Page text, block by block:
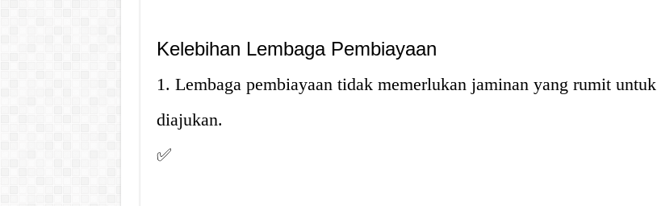
Kelebihan Lembaga Pembiayaan
1. Lembaga pembiayaan tidak memerlukan jaminan yang rumit untuk
diajukan.
✅